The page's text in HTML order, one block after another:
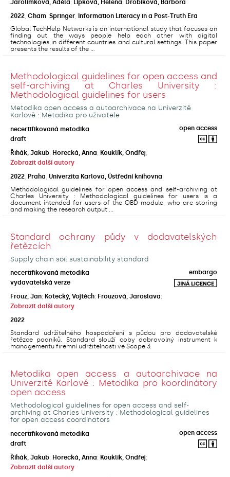
Jarolímková, Adéla; Lipková, Helena; Drobíková, Barbora
2022 Cham Springer Information Literacy in a Post-Truth Era
Global TechHelp Networks is an international study that focuses on
finding out the ways people help each other with digital
technologies in different countries and cultural settings. This paper
presents the results of the ...
Methodological guidelines for open access and
self-archiving at Charles University :
Methodological guidelines for users
Metodika open access a autoarchivace na Univerzitě
Karlově : Metodika pro uživatele
necertifikovaná metodika
open access
draft
Řihák, Jakub; Horecká, Anna; Kouklík, Ondřej;
Zobrazit další autory
2022 Praha Univerzita Karlova, Ústřední knihovna
Methodological guidelines for open access and self-archiving at
Charles University : Methodological guidelines for users is a
document intended for users of the OBD module, who are storing
and making the research output ...
Standard ochrany půdy v dodavatelských
řetězcích
Supply chain soil sustainability standard
necertifikovaná metodika
embargo
vydavatelská verze
Frouz, Jan; Kotecký, Vojtěch; Frouzová, Jaroslava;
Zobrazit další autory
2022
Standard udržitelného hospodaření s půdou pro dodavatelské
řetězce podniků. Standard slouží coby dobrovolný instrument k
managementu firemní udržitelnosti ve Scope 3.
Metodika open access a autoarchivace na
Univerzitě Karlově : Metodika pro koordinátory
open access
Methodological guidelines for open access and self-
archiving at Charles University : Methodological guidelines
for open access coordinators
necertifikovaná metodika
open access
draft
Řihák, Jakub; Horecká, Anna; Kouklík, Ondřej;
Zobrazit další autory